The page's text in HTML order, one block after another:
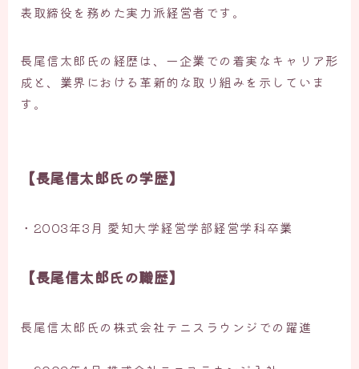
表取締役を務めた実力派経営者です。
長尾信太郎氏の経歴は、一企業での着実なキャリア形
成と、業界における革新的な取り組みを示していま
す。
【長尾信太郎氏の学歴】
・2003年3月 愛知大学経営学部経営学科卒業
【長尾信太郎氏の職歴】
長尾信太郎氏の株式会社テニスラウンジでの躍進